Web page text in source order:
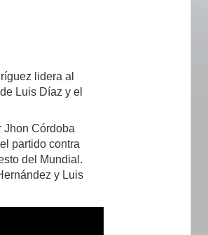
lidera al
Luis Díaz y el
Jhon Córdoba
partido contra
del Mundial.
y Luis